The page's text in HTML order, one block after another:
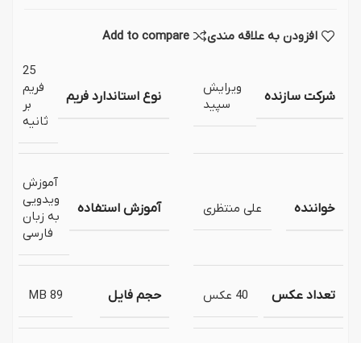
افزودن به علاقه مندی Add to compare
شرکت سازنده
ویرایش
سپید
نوع استاندارد فریم
25
فریم
بر
ثانیه
خواننده علی منتظری آموزش استفاده
آموزش
ویدویی
به زبان
فارسی
تعداد عکس 40 عکس حجم فایل 89 MB